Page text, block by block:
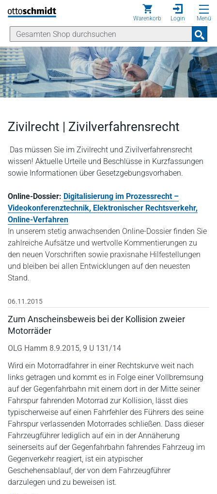
Direkt zum Inhalt
Warenkorb Login Menü
Zivilrecht | Zivilverfahrensrecht
Das müssen Sie im Zivilrecht und Zivilverfahrensrecht
wissen! Aktuelle Urteile und Beschlüsse in Kurzfassungen
sowie Informationen über Gesetzgebungsvorhaben.
Online-Dossier: Digitalisierung im Prozessrecht –
Videokonferenztechnik, Elektronischer Rechtsverkehr,
Online-Verfahren
In unserem stetig anwachsenden Online-Dossier finden Sie
zahlreiche Aufsätze und wertvolle Kommentierungen zu
den neuen Vorschriften sowie praxisnahe Hilfestellungen
und bleiben bei allen Entwicklungen auf den neuesten
Stand.
06.11.2015
Zum Anscheinsbeweis bei der Kollision zweier
Motorräder
OLG Hamm 8.9.2015, 9 U 131/14
Wird ein Motorradfahrer in einer Rechtskurve weit nach
links getragen und kommt es in Folge einer Vollbremsung
auf der Gegenfahrbahn mit einem dort in der Mitte seiner
Fahrspur fahrenden Motorrad zur Kollision, lässt dies
typischerweise auf einen Fahrfehler des Führers des seine
Fahrspur verlassenden Motorrades schließen. Dass dieser
Fahrzeugführer lediglich auf ein in der Annäherung
seinerseits auf der Gegenfahrbahn fahrendes Fahrzeug im
Gegenverkehr reagiert, ist ein atypischer
Geschehensablauf, der von dem Fahrzeugführer
darzulegen und zu beweisen ist.